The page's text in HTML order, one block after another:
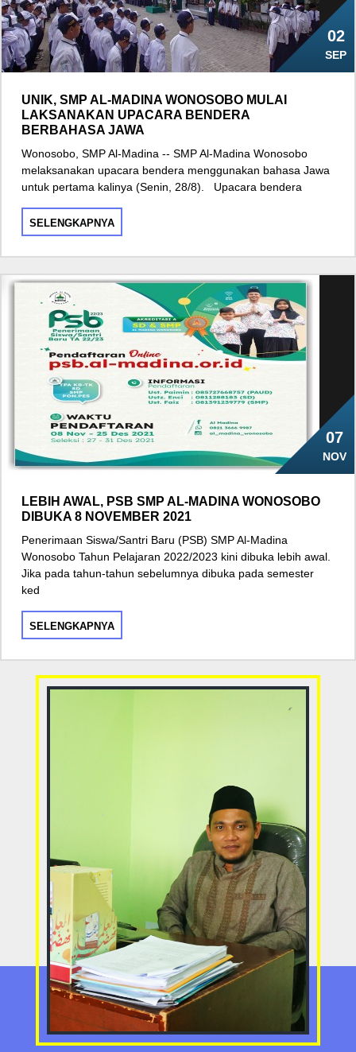
02
SEP
UNIK, SMP AL-MADINA WONOSOBO MULAI
LAKSANAKAN UPACARA BENDERA
BERBAHASA JAWA
Wonosobo, SMP Al-Madina -- SMP Al-Madina Wonosobo
melaksanakan upacara bendera menggunakan bahasa Jawa
untuk pertama kalinya (Senin, 28/8). Upacara bendera
SELENGKAPNYA
07
NOV
LEBIH AWAL, PSB SMP AL-MADINA WONOSOBO
DIBUKA 8 NOVEMBER 2021
Penerimaan Siswa/Santri Baru (PSB) SMP Al-Madina
Wonosobo Tahun Pelajaran 2022/2023 kini dibuka lebih awal.
Jika pada tahun-tahun sebelumnya dibuka pada semester
ked
SELENGKAPNYA